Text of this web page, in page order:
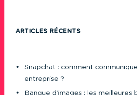
ARTICLES RÉCENTS
Snapchat : comment
entreprise ?
Banque d’images : les meilleures